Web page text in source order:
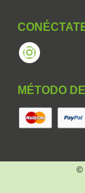
Instagram
MÉTODO
©